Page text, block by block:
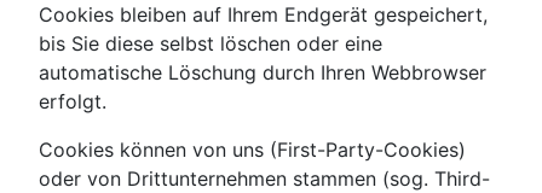
Cookies bleiben auf Ihrem Endgerät gespeichert,
bis Sie diese selbst löschen oder eine
automatische Löschung durch Ihren Webbrowser
erfolgt.
Cookies können von uns (First-Party-Cookies)
oder von Drittunternehmen stammen (sog. Third-